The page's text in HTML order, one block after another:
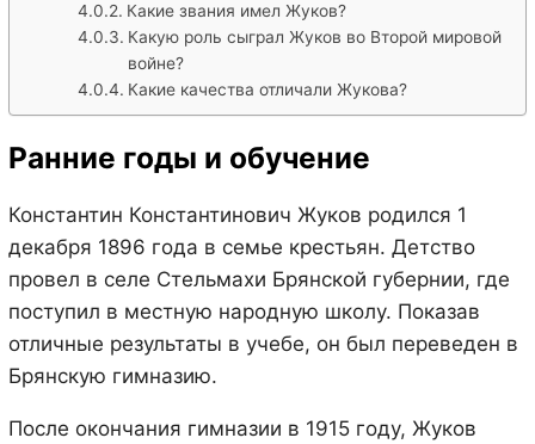
Какие звания имел Жуков?
Какую роль сыграл Жуков во Второй мировой
войне?
Какие качества отличали Жукова?
Ранние годы и обучение
Константин Константинович Жуков родился 1
декабря 1896 года в семье крестьян. Детство
провел в селе Стельмахи Брянской губернии, где
поступил в местную народную школу. Показав
отличные результаты в учебе, он был переведен в
Брянскую гимназию.
После окончания гимназии в 1915 году, Жуков